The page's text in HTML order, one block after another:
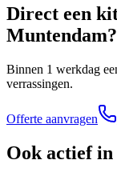
Direct een
Muntendam?
Binnen 1 werkdag
verrassingen.
Offerte aanvragen
Ook actief in